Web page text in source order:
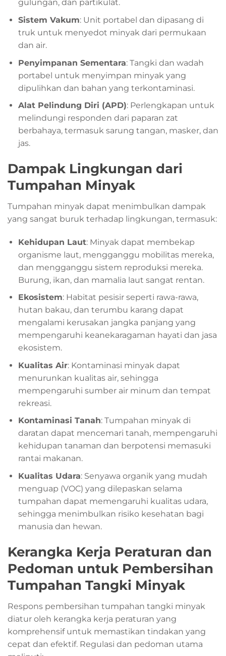
gulungan, dan partikulat.
Sistem Vakum: Unit portabel dan dipasang di
truk untuk menyedot minyak dari permukaan
dan air.
Penyimpanan Sementara: Tangki dan wadah
portabel untuk menyimpan minyak yang
dipulihkan dan bahan yang terkontaminasi.
Alat Pelindung Diri (APD): Perlengkapan untuk
melindungi responden dari paparan zat
berbahaya, termasuk sarung tangan, masker, dan
jas.
Dampak Lingkungan dari
Tumpahan Minyak
Tumpahan minyak dapat menimbulkan dampak
yang sangat buruk terhadap lingkungan, termasuk:
Kehidupan Laut: Minyak dapat membekap
organisme laut, mengganggu mobilitas mereka,
dan mengganggu sistem reproduksi mereka.
Burung, ikan, dan mamalia laut sangat rentan.
Ekosistem: Habitat pesisir seperti rawa-rawa,
hutan bakau, dan terumbu karang dapat
mengalami kerusakan jangka panjang yang
mempengaruhi keanekaragaman hayati dan jasa
ekosistem.
Kualitas Air: Kontaminasi minyak dapat
menurunkan kualitas air, sehingga
mempengaruhi sumber air minum dan tempat
rekreasi.
Kontaminasi Tanah: Tumpahan minyak di
daratan dapat mencemari tanah, mempengaruhi
kehidupan tanaman dan berpotensi memasuki
rantai makanan.
Kualitas Udara: Senyawa organik yang mudah
menguap (VOC) yang dilepaskan selama
tumpahan dapat memengaruhi kualitas udara,
sehingga menimbulkan risiko kesehatan bagi
manusia dan hewan.
Kerangka Kerja Peraturan dan
Pedoman untuk Pembersihan
Tumpahan Tangki Minyak
Respons pembersihan tumpahan tangki minyak
diatur oleh kerangka kerja peraturan yang
komprehensif untuk memastikan tindakan yang
cepat dan efektif. Regulasi dan pedoman utama